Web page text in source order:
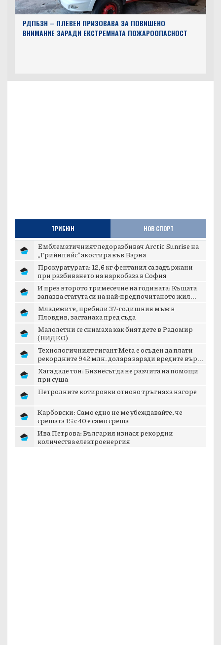
РДПБЗН – ПЛЕВЕН ПРИЗОВАВА ЗА ПОВИШЕНО
ТРИБЮН НОВ СПОРТ
Емблематичният ледоразбивач Arctic Sunrise на
„Грийнпийс” акостира във Варна
Прокуратурата: 12,6 кг фентанил са задържани
при разбиването на наркобаза в София
И през второто тримесечие на годината: Къщата
запазва статута си на най-предпочитаното жил...
Младежите, пребили 37-годишния мъж в
Пловдив, застанаха пред съда
Малолетни се снимаха как бият дете в Радомир
(ВИДЕО)
Технологичният гигант Meta е осъден да плати
рекордните 942 млн. долара заради вредите вър...
Хага даде тон: Бизнесът да не разчита на помощи
при суша
Петролните котировки отново тръгнаха нагоре
Карбовски: Само едно не ме убеждавайте, че
срещата 15 с 40 е само среща